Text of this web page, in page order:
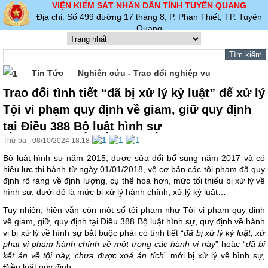
VIỆN KIỂM SÁT NHÂN DÂN TỈNH TUYÊN QUANG
Địa chỉ: Số 499 đường 17 tháng 8, P. Phan Thiết, TP. Tuyên
Quang
Tin Tức Nghiên cứu - Trao đổi nghiệp vụ
Trao đổi tình tiết “đã bị xử lý kỷ luật” để xử lý
Tội vi phạm quy định về giam, giữ quy định
tại Điều 388 Bộ luật hình sự
Thứ ba - 08/10/2024 18:18
Bộ luật hình sự năm 2015, được sửa đổi bổ sung năm 2017 và có
hiệu lực thi hành từ ngày 01/01/2018, về cơ bản các tội phạm đã quy
định rõ ràng về định lượng, cụ thể hoá hơn, mức tối thiểu bị xử lý về
hình sự, dưới đó là mức bị xử lý hành chính, xử lý kỷ luật…
Tuy nhiên, hiện vẫn còn một số tội phạm như Tội vi phạm quy định
về giam, giữ, quy định tại Điều 388 Bộ luật hình sự, quy định về hành
vi bị xử lý về hình sự bắt buộc phải có tình tiết “đã bị xử lý kỷ luật, xử
phạt vi phạm hành chính về một trong các hành vi này” hoặc “đã bị
kết án về tội này, chưa được xoá án tích” mới bị xử lý về hình sự,